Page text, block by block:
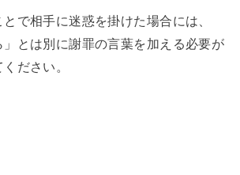
で相手に迷惑を掛けた場合には、
」とは別に謝罪の言葉を加える必要が
ださい。